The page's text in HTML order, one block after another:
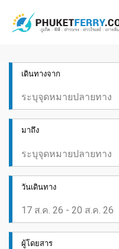
เดินทางจาก
มาถึง
วันเดินทาง
ผู้โดยสาร